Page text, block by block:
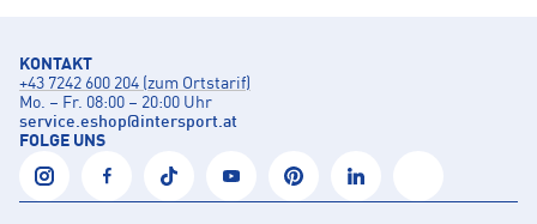
KONTAKT
+43 7242 600 204 (zum Ortstarif)
Mo. – Fr. 08:00 – 20:00 Uhr
service.eshop@intersport.at
FOLGE UNS